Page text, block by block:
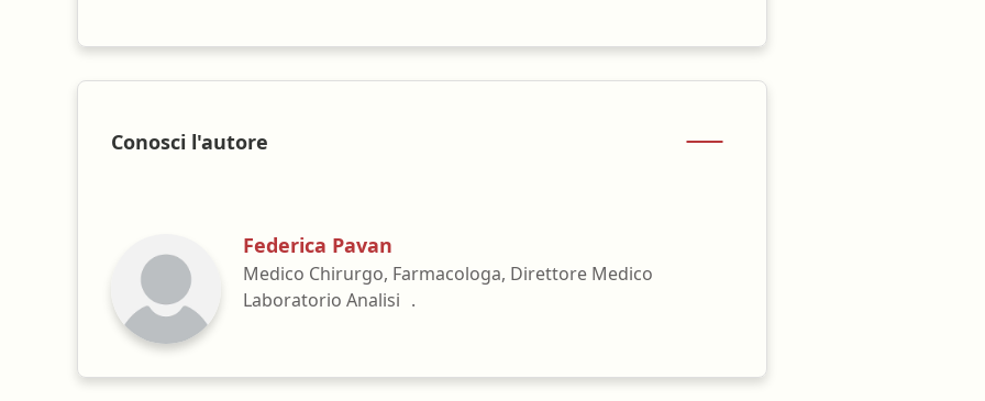
Conosci l'autore
Federica Pavan
Medico Chirurgo, Farmacologa, Direttore Medico
Laboratorio Analisi .